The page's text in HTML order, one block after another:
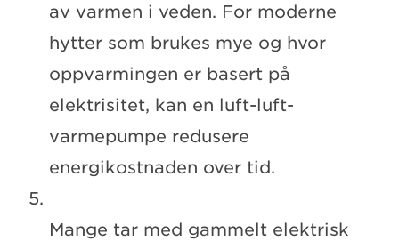
av varmen i veden. For moderne
hytter som brukes mye og hvor
oppvarmingen er basert på
elektrisitet, kan en luft-luft-
varmepumpe redusere
energikostnaden over tid.
Mange tar med gammelt elektrisk